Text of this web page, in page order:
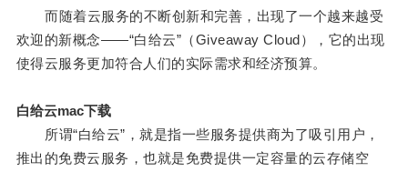
而随着云服务的不断创新和完善，出现了一个越来越受
欢迎的新概念——“白给云”（Giveaway Cloud），它的出现
使得云服务更加符合人们的实际需求和经济预算。
白给云mac下载
所谓“白给云”，就是指一些服务提供商为了吸引用户，
推出的免费云服务，也就是免费提供一定容量的云存储空